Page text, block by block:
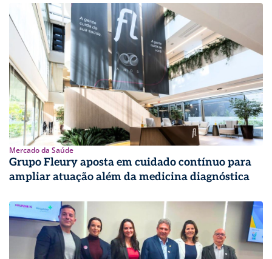
Mercado da Saúde
Grupo Fleury aposta em cuidado contínuo para
ampliar atuação além da medicina diagnóstica